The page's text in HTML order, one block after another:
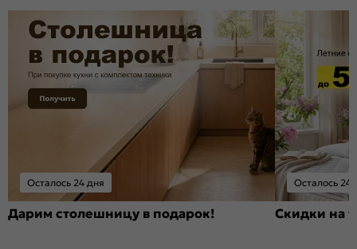
Осталось 24 дня
Дарим столешницу в подарок!
Осталось 24
Скидки на